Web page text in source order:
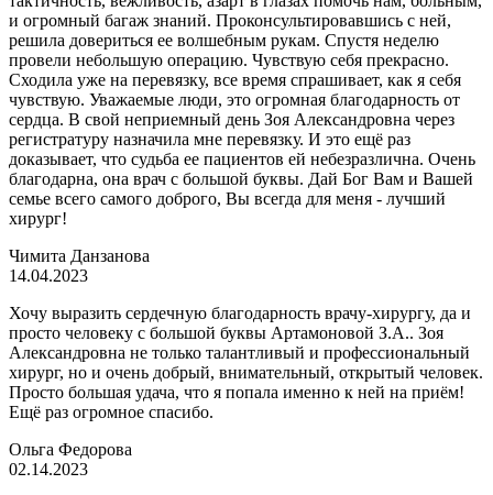
и огромный багаж знаний. Проконсультировавшись с ней,
решила довериться ее волшебным рукам. Спустя неделю
провели небольшую операцию. Чувствую себя прекрасно.
Сходила уже на перевязку, все время спрашивает, как я себя
чувствую. Уважаемые люди, это огромная благодарность от
сердца. В свой неприемный день Зоя Александровна через
регистратуру назначила мне перевязку. И это ещё раз
доказывает, что судьба ее пациентов ей небезразлична. Очень
благодарна, она врач с большой буквы. Дай Бог Вам и Вашей
семье всего самого доброго, Вы всегда для меня - лучший
хирург!
Чимита Данзанова
14.04.2023
Хочу выразить сердечную благодарность врачу-хирургу, да и
просто человеку с большой буквы Артамоновой З.А.. Зоя
Александровна не только талантливый и профессиональный
хирург, но и очень добрый, внимательный, открытый человек.
Просто большая удача, что я попала именно к ней на приём!
Ещё раз огромное спасибо.
Ольга Федорова
02.14.2023